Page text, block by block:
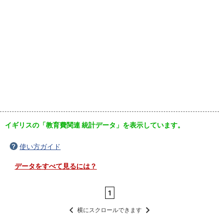
イギリスの「教育費関連 統計データ」を表示しています。
使い方ガイド
データをすべて見るには？
1
横にスクロールできます